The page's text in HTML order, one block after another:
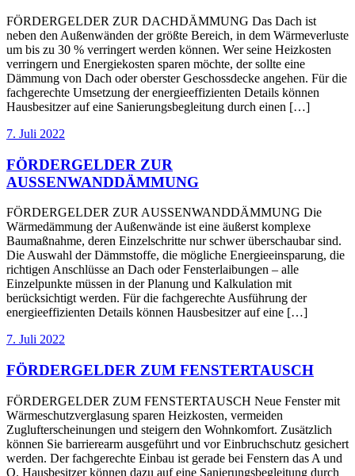
FÖRDERGELDER ZUR DACHDÄMMUNG Das Dach ist
neben den Außenwänden der größte Bereich, in dem Wärmeverluste
um bis zu 30 % verringert werden können. Wer seine Heizkosten
verringern und Energiekosten sparen möchte, der sollte eine
Dämmung von Dach oder oberster Geschossdecke angehen. Für die
fachgerechte Umsetzung der energieeffizienten Details können
Hausbesitzer auf eine Sanierungsbegleitung durch einen […]
7. Juli 2022
FÖRDERGELDER ZUR
AUSSENWANDDÄMMUNG
FÖRDERGELDER ZUR AUSSENWANDDÄMMUNG Die
Wärmedämmung der Außenwände ist eine äußerst komplexe
Baumaßnahme, deren Einzelschritte nur schwer überschaubar sind.
Die Auswahl der Dämmstoffe, die mögliche Energieeinsparung, die
richtigen Anschlüsse an Dach oder Fensterlaibungen – alle
Einzelpunkte müssen in der Planung und Kalkulation mit
berücksichtigt werden. Für die fachgerechte Ausführung der
energieeffizienten Details können Hausbesitzer auf eine […]
7. Juli 2022
FÖRDERGELDER ZUM FENSTERTAUSCH
FÖRDERGELDER ZUM FENSTERTAUSCH Neue Fenster mit
Wärmeschutzverglasung sparen Heizkosten, vermeiden
Zuglufterscheinungen und steigern den Wohnkomfort. Zusätzlich
können Sie barrierearm ausgeführt und vor Einbruchschutz gesichert
werden. Der fachgerechte Einbau ist gerade bei Fenstern das A und
O. Hausbesitzer können dazu auf eine Sanierungsbegleitung durch